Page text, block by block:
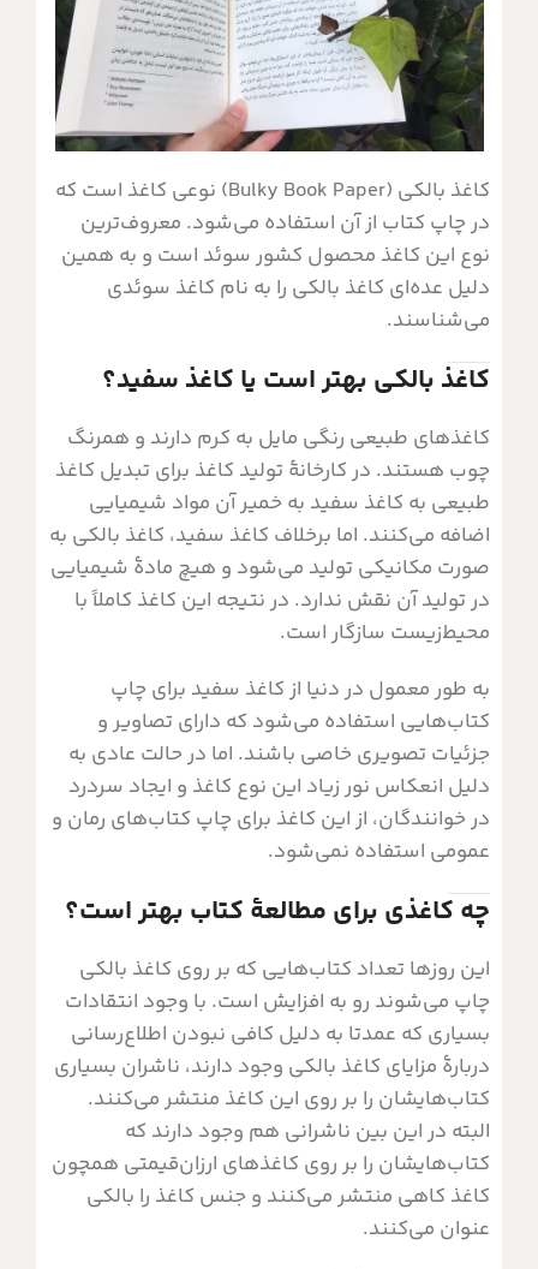
کاغذ بالکی (Bulky Book Paper) نوعی کاغذ است که
در چاپ کتاب از آن استفاده می‌شود. معروف‌ترین
نوع این کاغذ محصول کشور سوئد است و به همین
دلیل عده‌ای کاغذ بالکی را به نام کاغذ سوئدی
می‌شناسند.
کاغذ بالکی بهتر است یا کاغذ سفید؟
کاغذهای طبیعی رنگی مایل به کرم دارند و همرنگ
چوب هستند. در کارخانۀ تولید کاغذ برای تبدیل کاغذ
طبیعی به کاغذ سفید به خمیر آن مواد شیمیایی
اضافه می‌کنند. اما برخلاف کاغذ سفید، کاغذ بالکی به
صورت مکانیکی تولید می‌شود و هیچ مادۀ شیمیایی
در تولید آن نقش ندارد. در نتیجه این کاغذ کاملاً با
محیط‌زیست سازگار است.
به طور معمول در دنیا از کاغذ سفید برای چاپ
کتاب‌هایی استفاده می‌شود که دارای تصاویر و
جزئیات تصویری خاصی باشند. اما در حالت عادی به
دلیل انعکاس نور زیاد این نوع کاغذ و ایجاد سردرد
در خوانندگان، از این کاغذ برای چاپ کتاب‌های رمان و
عمومی استفاده نمی‌شود.
چه کاغذی برای مطالعۀ کتاب بهتر است؟
این روزها تعداد کتاب‌هایی که بر روی کاغذ بالکی
چاپ می‌شوند رو به افزایش است. با وجود انتقادات
بسیاری که عمدتا به دلیل کافی نبودن اطلاع‌رسانی
دربارۀ مزایای کاغذ بالکی وجود دارند، ناشران بسیاری
کتاب‌هایشان را بر روی این کاغذ منتشر می‌کنند.
البته در این بین ناشرانی هم وجود دارند که
کتاب‌هایشان را بر روی کاغذهای ارزان‌قیمتی همچون
کاغذ کاهی منتشر می‌کنند و جنس کاغذ را بالکی
عنوان می‌کنند.